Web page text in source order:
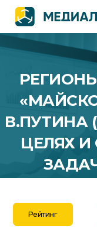
В.ПУТИНА
ЦЕЛЯХ И
Рейтинг